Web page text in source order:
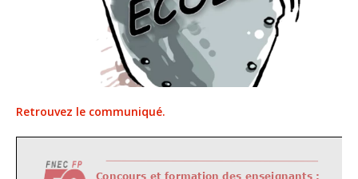
Retrouvez le communiqué.